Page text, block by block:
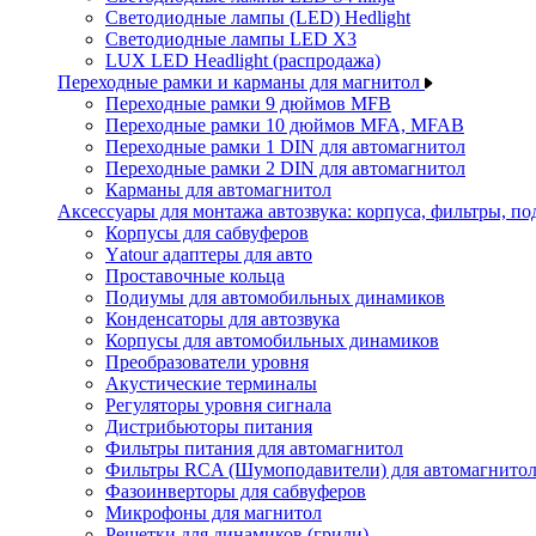
Светодиодные лампы (LED) Hedlight
Светодиодные лампы LED X3
LUX LED Headlight (распродажа)
Переходные рамки и карманы для магнитол
Переходные рамки 9 дюймов MFB
Переходные рамки 10 дюймов MFA, MFAB
Переходные рамки 1 DIN для автомагнитол
Переходные рамки 2 DIN для автомагнитол
Карманы для автомагнитол
Аксессуары для монтажа автозвука: корпуса, фильтры,
Корпусы для сабвуферов
Yаtour адаптеры для авто
Проставочные кольца
Подиумы для автомобильных динамиков
Конденсаторы для автозвука
Корпусы для автомобильных динамиков
Преобразователи уровня
Акустические терминалы
Регуляторы уровня сигнала
Дистрибьюторы питания
Фильтры питания для автомагнитол
Фильтры RCA (Шумоподавители) для автомагнитол
Фазоинверторы для сабвуферов
Микрофоны для магнитол